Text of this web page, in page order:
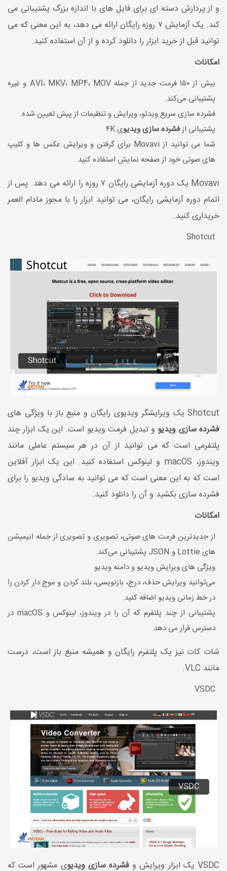
و از پردازش دسته ای برای فایل های با اندازه بزرگ پشتیبانی می
کند. یک آزمایش ۷ روزه رایگان ارائه می دهد، به این معنی که می
توانید قبل از خرید ابزار را دانلود کرده و از آن استفاده کنید.
امکانات
بیش از ۱۵۰ فرمت جدید از جمله AVI، MKV، MP4، MOV و غیره
پشتیبانی می‌کند.
فشرده سازی سریع ویدئو، ویرایش و تنظیمات از پیش تعیین شده.
پشتیبانی ازفشرده سازی ویدیوی ۴K
شما می توانید از Movavi برای گرفتن و ویرایش عکس ها و کلیپ
های صوتی خود از صفحه نمایش استفاده کنید.
Movavi یک دوره آزمایشی رایگان ۷ روزه را ارائه می دهد. پس از
اتمام دوره آزمایشی رایگان، می توانید ابزار را با مجوز مادام العمر
خریداری کنید.
Shotcut
Shotcut یک ویرایشگر ویدیوی رایگان و منبع باز با ویژگی های
فشرده سازی ویدیو و تبدیل فرمت ویدیو است. این یک ابزار چند
پلتفرمی است که می توانید از آن در هر سیستم عاملی مانند
ویندوز، macOS و لینوکس استفاده کنید. این یک ابزار آفلاین
است که به این معنی است که می توانید به سادگی ویدیو را برای
فشرده سازی بکشید و آن را دانلود کنید.
امکانات
از جدیدترین فرمت های صوتی، تصویری و تصویری از جمله انیمیشن
های Lottie و JSON پشتیبانی می‌کند.
ویژگی های ویرایش ویدیو و دامنه ویدیو
می‌توانید ویرایش حذف، درج، بازنویسی، بلند کردن و موج دار کردن را
در خط زمانی ویدیو اضافه کنید.
پشتیبانی از چند پلتفرم که آن را در ویندوز، لینوکس و macOS در
دسترس قرار می دهد
شات کات نیز یک پلتفرم رایگان و همیشه منبع باز است، درست
مانند VLC.
VSDC
VSDC یک ابزار ویرایش و فشرده سازی ویدیوی مشهور است که